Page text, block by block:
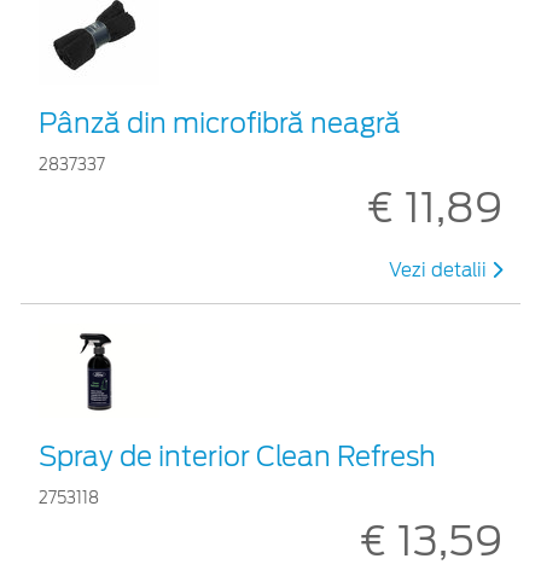
Pânză din microfibră neagră
2837337
€ 11,89
Vezi detalii
Spray de interior Clean Refresh
2753118
€ 13,59